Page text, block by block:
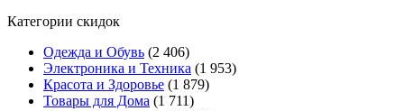
Категории скидок
Одежда и Обувь (2 406)
Электроника и Техника (1 953)
Красота и Здоровье (1 879)
Товары для Дома (1 711)